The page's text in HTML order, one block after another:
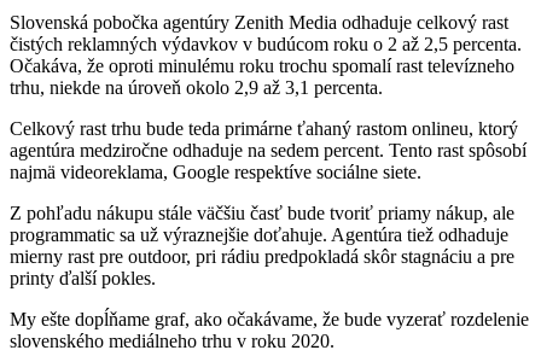
Slovenská pobočka agentúry Zenith Media odhaduje celkový rast
čistých reklamných výdavkov v budúcom roku o 2 až 2,5 percenta.
Očakáva, že oproti minulému roku trochu spomalí rast televízneho
trhu, niekde na úroveň okolo 2,9 až 3,1 percenta.
Celkový rast trhu bude teda primárne ťahaný rastom onlineu, ktorý
agentúra medziročne odhaduje na sedem percent. Tento rast spôsobí
najmä videoreklama, Google respektíve sociálne siete.
Z pohľadu nákupu stále väčšiu časť bude tvoriť priamy nákup, ale
programmatic sa už výraznejšie doťahuje. Agentúra tiež odhaduje
mierny rast pre outdoor, pri rádiu predpokladá skôr stagnáciu a pre
printy ďalší pokles.
My ešte dopĺňame graf, ako očakávame, že bude vyzerať rozdelenie
slovenského mediálneho trhu v roku 2020.